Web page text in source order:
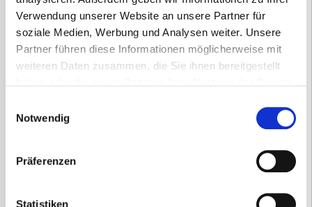
Verwendung unserer Website an unsere Partner für
soziale Medien, Werbung und Analysen weiter. Unsere
Partner führen diese Informationen möglicherweise mit
weiteren Daten zusammen, die Sie ihnen bereitgestellt
Notwendig
Präferenzen
Statistiken
vollautomatisch mit CPR-Feedback und